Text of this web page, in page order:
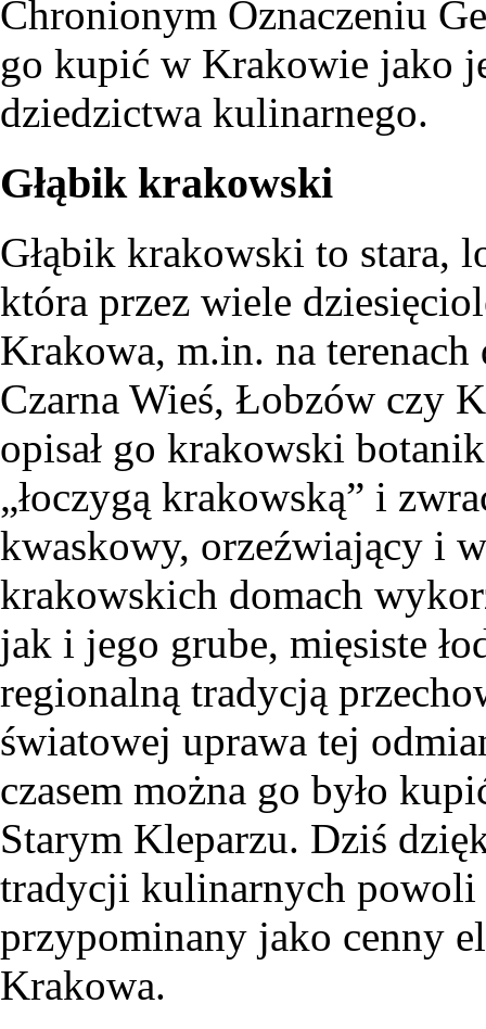
Chronionym Oznaczeniu
go kupić w Krakowie jako
dziedzictwa kulinarnego.
Głąbik krakowski
Głąbik krakowski to stara,
która przez wiele
Krakowa, m.in. na
Czarna Wieś, Łobzów czy
opisał go krakowski
„łoczygą krakowską” i
kwaskowy, orzeźwiający i
krakowskich domach
jak i jego grube, mięsiste
regionalną tradycją
światowej uprawa tej
czasem można go było
Starym Kleparzu. Dziś
tradycji kulinarnych powoli
przypominany jako cenny
Krakowa.